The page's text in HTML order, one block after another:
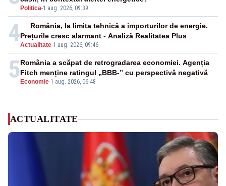
Politica-1 aug. 2026, 09:39
4Actualitate-1 aug. 2026, 09:46
România, la limita tehnică a importurilor de energie.
Prețurile cresc alarmant - Analiză Realitatea Plus
5 Economie-1 aug. 2026, 06:48
România a scăpat de retrogradarea economiei. Agenția
Fitch menține ratingul „BBB-” cu perspectivă negativă
ACTUALITATE